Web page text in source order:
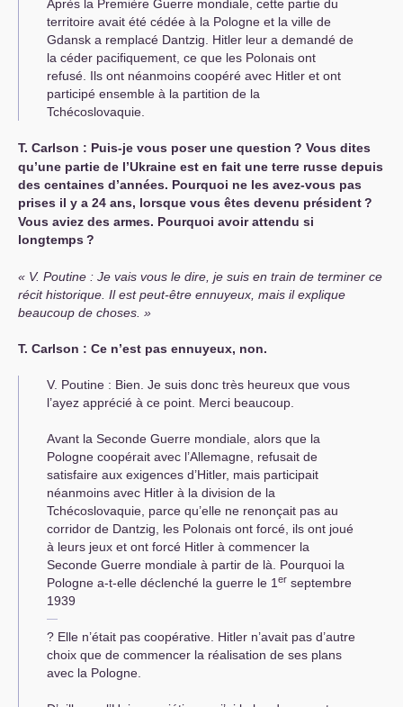
Après la Première Guerre mondiale, cette partie du
territoire avait été cédée à la Pologne et la ville de
Gdansk a remplacé Dantzig. Hitler leur a demandé de
la céder pacifiquement, ce que les Polonais ont
refusé. Ils ont néanmoins coopéré avec Hitler et ont
participé ensemble à la partition de la
Tchécoslovaquie.
Т. Carlson : Puis-je vous poser une question ? Vous dites
qu’une partie de l’Ukraine est en fait une terre russe depuis
des centaines d’années. Pourquoi ne les avez-vous pas
prises il y a 24 ans, lorsque vous êtes devenu président?
Vous aviez des armes. Pourquoi avoir attendu si
longtemps?
V. Poutine : Je vais vous le dire, je suis en train de terminer ce
récit historique. Il est peut-être ennuyeux, mais il explique
beaucoup de choses.
Т. Carlson : Ce n’est pas ennuyeux, non.
V. Poutine : Bien. Je suis donc très heureux que vous
l’ayez apprécié à ce point. Merci beaucoup.
Avant la Seconde Guerre mondiale, alors que la
Pologne coopérait avec l’Allemagne, refusait de
satisfaire aux exigences d’Hitler, mais participait
néanmoins avec Hitler à la division de la
Tchécoslovaquie, parce qu’elle ne renonçait pas au
corridor de Dantzig, les Polonais ont forcé, ils ont joué
à leurs jeux et ont forcé Hitler à commencer la
Seconde Guerre mondiale à partir de là. Pourquoi la
Pologne a-t-elle déclenché la guerre le 1er septembre
1939
? Elle n’était pas coopérative. Hitler n’avait pas d’autre
choix que de commencer la réalisation de ses plans
avec la Pologne.